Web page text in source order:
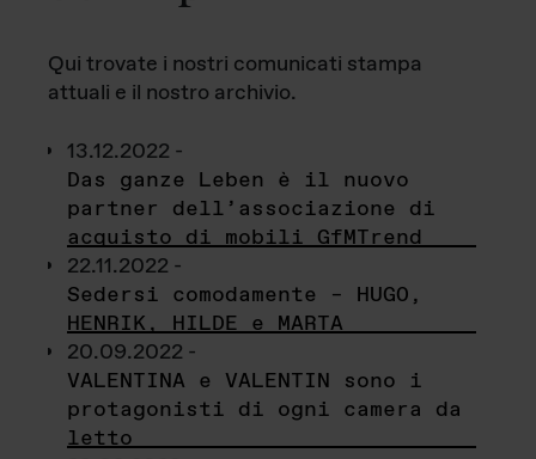
Qui trovate i nostri comunicati stampa
attuali e il nostro archivio.
13.12.2022 -
Das ganze Leben è il nuovo
partner dell’associazione di
acquisto di mobili GfMTrend
22.11.2022 -
Sedersi comodamente – HUGO,
HENRIK, HILDE e MARTA
20.09.2022 -
VALENTINA e VALENTIN sono i
protagonisti di ogni camera da
letto